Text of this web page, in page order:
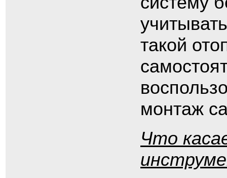
такой
монтаж
Что